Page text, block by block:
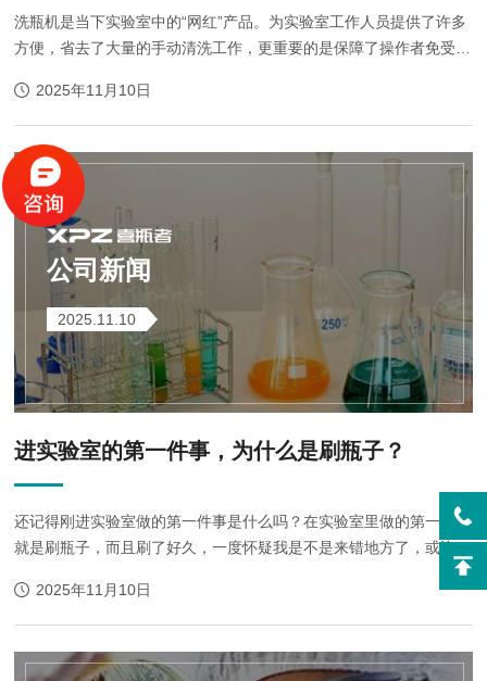
洗瓶机是当下实验室中的“网红”产品。为实验室工作人员提供了许多
方便，省去了大量的手动清洗工作，更重要的是保障了操作者免受残
命有着很重要的意义，而故...
2025年11月10日
公司新闻
2025.11.10
进实验室的第一件事，为什么是刷瓶子？
还记得刚进实验室做的第一件事是什么吗？在实验室里做的第一件事
就是刷瓶子，而且刷了好久，一度怀疑我是不是来错地方了，或许去
饭店刷碗可能能把饭店老板刷破产的那种水平。后来我总算明白了，
原来刷瓶子就是实验室（拜码头）的考...
2025年11月10日